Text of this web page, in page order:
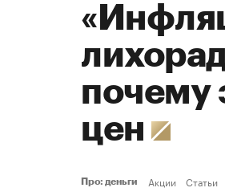
Рынок наличной валюты
почему
цен
Про: деньги Акции Статьи